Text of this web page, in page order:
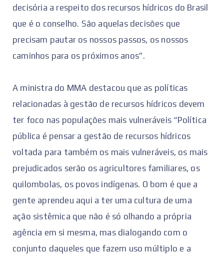
decisória a respeito dos recursos hídricos do Brasil
que é o conselho. São aquelas decisões que
precisam pautar os nossos passos, os nossos
caminhos para os próximos anos”.
A ministra do MMA destacou que as políticas
relacionadas à gestão de recursos hídricos devem
ter foco nas populações mais vulneráveis “Política
pública é pensar a gestão de recursos hídricos
voltada para também os mais vulneráveis, os mais
prejudicados serão os agricultores familiares, os
quilombolas, os povos indígenas. O bom é que a
gente aprendeu aqui a ter uma cultura de uma
ação sistêmica que não é só olhando a própria
agência em si mesma, mas dialogando com o
conjunto daqueles que fazem uso múltiplo e a